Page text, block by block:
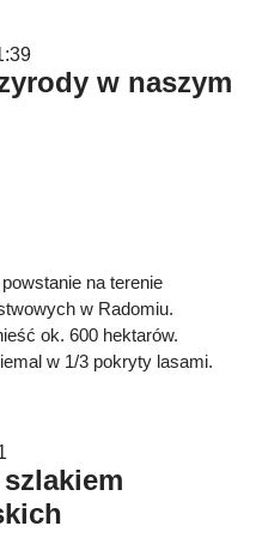
w naszym
na terenie
w Radomiu.
ok. 600 hektarów.
w 1/3 pokryty lasami.